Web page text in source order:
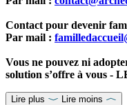
Contact pour devenir
Par mail :
Vous ne pouvez ni
solution s’offre à vous -
Lire plus
Lire moins